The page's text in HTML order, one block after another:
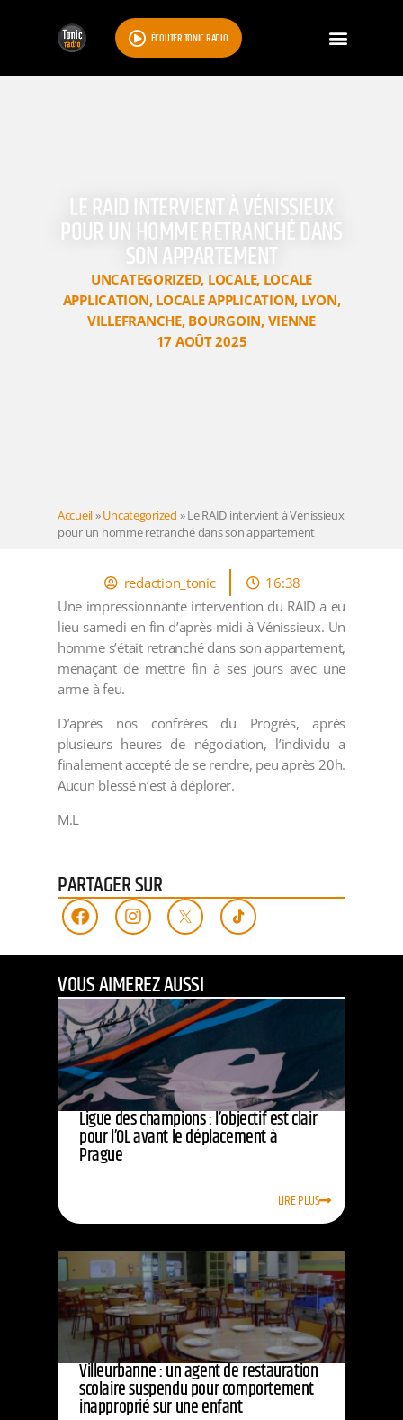
ÉCOUTER TONIC RADIO
LE RAID INTERVIENT À VÉNISSIEUX
POUR UN HOMME RETRANCHÉ DANS
SON APPARTEMENT
UNCATEGORIZED, LOCALE, LOCALE
APPLICATION, LOCALE APPLICATION, LYON,
VILLEFRANCHE, BOURGOIN, VIENNE
17 AOÛT 2025
Accueil»Uncategorized »Le RAID intervient à Vénissieux
pour un homme retranché dans son appartement
redaction_tonic
16:38
Une impressionnante intervention du RAID a eu
lieu samedi en fin d’après-midi à Vénissieux. Un
homme s’était retranché dans son appartement,
menaçant de mettre fin à ses jours avec une
arme à feu.
D’après nos confrères du Progrès, après
plusieurs heures de négociation, l’individu a
finalement accepté de se rendre, peu après 20h.
Aucun blessé n’est à déplorer.
M.L
PARTAGER SUR
VOUS AIMEREZ AUSSI
Ligue des champions : l’objectif est clair
pour l’OL avant le déplacement à
Prague
LIRE PLUS
Villeurbanne : un agent de restauration
scolaire suspendu pour comportement
inapproprié sur une enfant